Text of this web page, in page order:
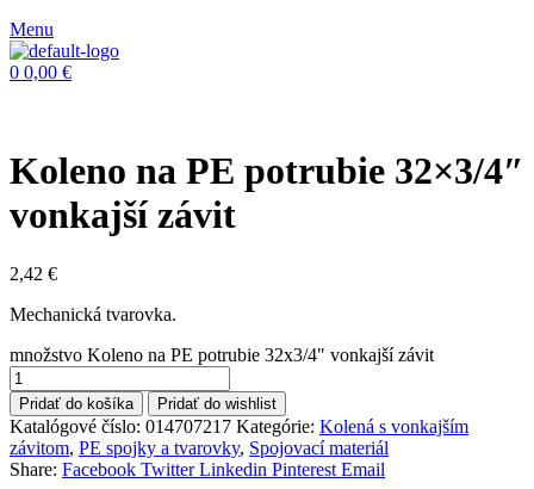
Menu
0 0,00 €
Koleno na PE potrubie 32×3/4″
vonkajší závit
2,42 €
Mechanická tvarovka.
množstvo Koleno na PE potrubie 32x3/4" vonkajší závit
Pridať do košíka Pridať do wishlist
Katalógové číslo: 014707217 Kategórie: Kolená s vonkajším
závitom, PE spojky a tvarovky, Spojovací materiál
Share: Facebook Twitter Linkedin Pinterest Email